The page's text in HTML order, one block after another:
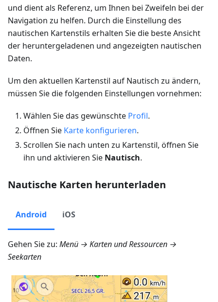
und dient als Referenz, um Ihnen bei Zweifeln bei der
Navigation zu helfen. Durch die Einstellung des
nautischen Kartenstils erhalten Sie die beste Ansicht
der heruntergeladenen und angezeigten nautischen
Daten.
Um den aktuellen Kartenstil auf Nautisch zu ändern,
müssen Sie die folgenden Einstellungen vornehmen:
Wählen Sie das gewünschte Profil.
Öffnen Sie Karte konfigurieren.
Scrollen Sie nach unten zu Kartenstil, öffnen Sie
ihn und aktivieren Sie Nautisch.
Nautische Karten herunterladen
Android iOS
Gehen Sie zu: Menü → Karten und Ressourcen →
Seekarten